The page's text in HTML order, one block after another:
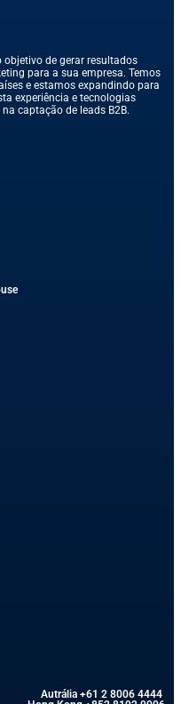
objetivo de gerar resultados
para a sua empresa. Temos
e estamos expandindo para
experiência e tecnologias
captação de leads B2B.
Autrália +61 2 8006 4444